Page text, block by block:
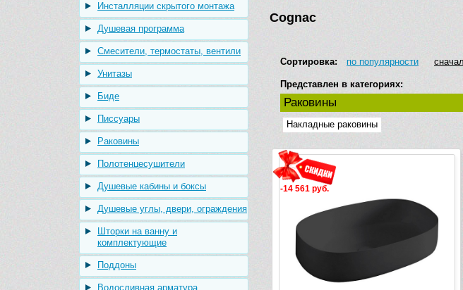
Инсталляции скрытого монтажа
Душевая программа
Смесители, термостаты, вентили
Унитазы
Биде
Писсуары
Раковины
Полотенцесушители
Душевые кабины и боксы
Душевые углы, двери, ограждения
Шторки на ванну и
комплектующие
Поддоны
Водосливная арматура
Cognac
Сортировка: по популярности
Представлен в категориях:
Раковины
Накладные раковины
-14 561 руб.